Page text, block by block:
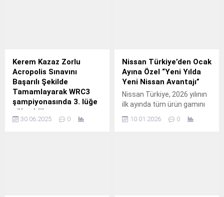
Kerem Kazaz Zorlu
Acropolis Sınavını
Başarılı Şekilde
Tamamlayarak WRC3
şampiyonasında 3. lüğe
yükseldi!
Perşembe günü Seyirci
30.06.2025 0
Nissan Türkiye’den Ocak
Ayına Özel “Yeni Yılda
Yeni Nissan Avantajı”
Nissan Türkiye, 2026 yılının
ilk ayında tüm ürün gamını
alma koşullarını duyurdu.
10.01.2026 0